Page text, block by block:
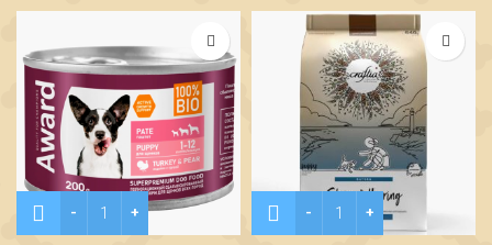
Количество Влажный корм AWARD для щенков от 1
Количество Сухой корм